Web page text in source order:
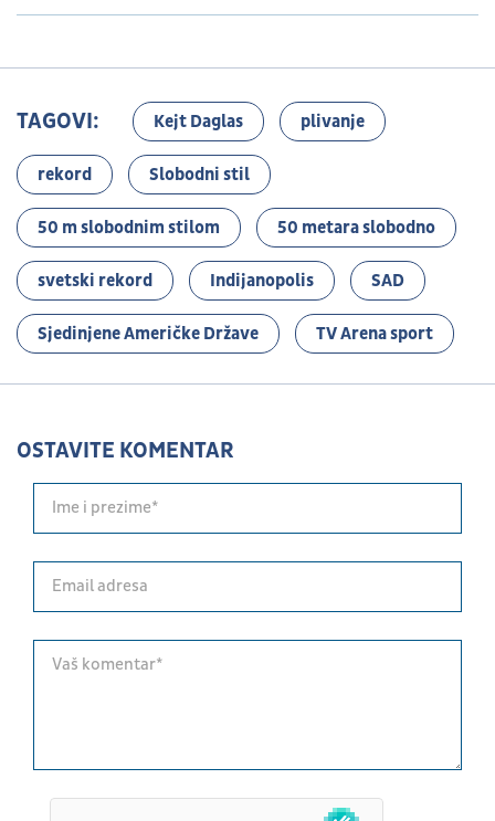
TAGOVI: Kejt Daglas plivanje
rekord Slobodni stil
50 m slobodnim stilom 50 metara slobodno
svetski rekord Indijanopolis SAD
Sjedinjene Američke Države TV Arena sport
OSTAVITE KOMENTAR